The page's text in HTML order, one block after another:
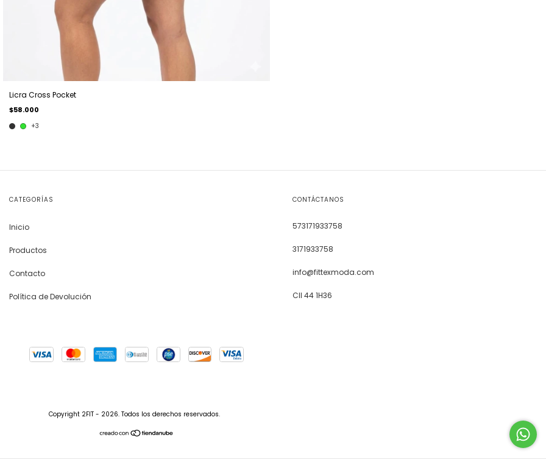
Licra Cross Pocket
$58.000
+3
CATEGORÍAS
Inicio
Productos
Contacto
Política de Devolución
CONTÁCTANOS
573171933758
3171933758
info@fittexmoda.com
Cll 44 1H36
Copyright 2FIT - 2026. Todos los derechos reservados.